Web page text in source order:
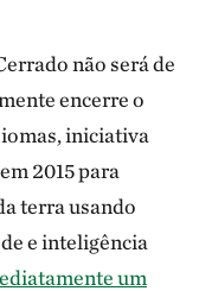
não será de
encerre o
iniciativa
2015 para
terra usando
e inteligência
um